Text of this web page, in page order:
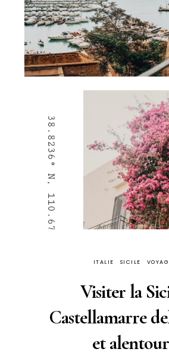
ITALIE SICILE
Visiter la
Castellamarre
et